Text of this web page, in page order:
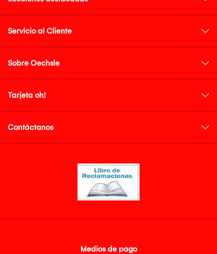
Servicio al Cliente
Sobre Oechsle
Tarjeta oh!
Contáctanos
Medios de pago